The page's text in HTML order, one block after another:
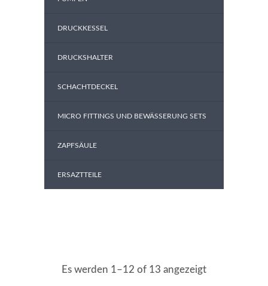
DRUCKKESSEL
DRUCKSHALTER
SCHACHTDECKEL
MICRO FITTINGS UND BEWÄSSERUNG SETS
ZAPFSÄULE
ERSAZTTEILE
Es werden 1–12 of 13 angezeigt